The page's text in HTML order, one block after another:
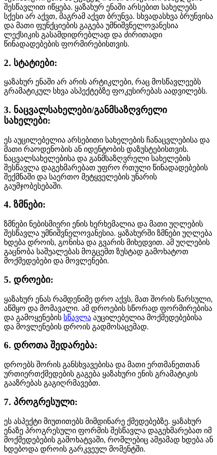
შესწავლით იწყება. ყაზახურ ენაში არსებით სახელებს
სქესი არ აქვთ, მაგრამ აქვთ ბრუნვა. სხვადასხვა ბრუნვისა
და მათი ფუნქციების გაგება უმნიშვნელოვანესია
ლექსიკის გასამდიდრებლად და ძირითადი
წინადადებების ფორმირებისთვის.
2. სტატიები:
ყაზახურ ენაში არ არის არტიკლები, რაც მოსწავლეებს
გრამატიკულ სხვა ასპექტებზე ფოკუსირებას აადვილებს.
3. ნაცვალსახელები/განმსაზღვრელი
სახელები:
ეს აუცილებელია არსებითი სახელების ჩანაცვლებისა და
მათი რაოდენობის ან იდენტობის დაზუსტებისთვის.
ნაცვალსახელებისა და განმსაზღვრელი სახელების
შესწავლა დაგეხმარებათ უფრო რთული წინადადებების
შექმნაში და საერთო მეტყველების უნარის
გაუმჯობესებაში.
4. ზმნები:
ზმნები ნებისმიერი ენის ხერხემალია და მათი უღლების
შესწავლა უმნიშვნელოვანესია. ყაზახურში ზმნები უღლება
ხდება დროის, გონისა და გვარის მიხედვით. ამ უღლების
გაცნობა საშუალებას მოგცემთ ზუსტად გამოხატოთ
მოქმედებები და მოვლენები.
5. დროები:
ყაზახურ ენას რამდენიმე დრო აქვს, მათ შორის წარსული,
აწმყო და მომავალი. ამ დროების სწორად ფორმირებისა
და გამოყენების სწავლა აუცილებელია მოქმედებებისა
და მოვლენების დროის გადმოსაცემად.
6. დროთა შედარება:
დროებს შორის განსხვავებისა და მათი ერთმანეთთან
ურთიერთქმედების გაგება ყაზახური ენის გრამატიკის
გააზრებას გაგიღრმავებთ.
7. პროგრესული:
ეს ასპექტი მიუთითებს მიმდინარე ქმედებებზე. ყაზახურ
ენაზე პროგრესული ფორმის შესწავლა დაგეხმარებათ იმ
მოქმედებების გამოხატვაში, რომლებიც ამჟამად ხდება ან
ხდებოდა დროის გარკვეულ მომენტში.